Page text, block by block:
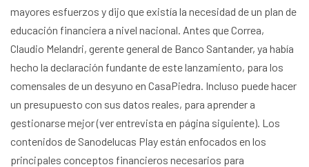
mayores esfuerzos y dijo que existía la necesidad de un plan de
educación financiera a nivel nacional. Antes que Correa,
Claudio Melandri, gerente general de Banco Santander, ya había
hecho la declaración fundante de este lanzamiento, para los
comensales de un desyuno en CasaPiedra. Incluso puede hacer
un presupuesto con sus datos reales, para aprender a
gestionarse mejor (ver entrevista en página siguiente). Los
contenidos de Sanodelucas Play están enfocados en los
principales conceptos financieros necesarios para